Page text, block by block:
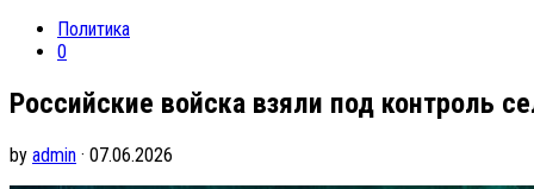
Политика
0
Российские войска взяли под контроль
by admin · 07.06.2026